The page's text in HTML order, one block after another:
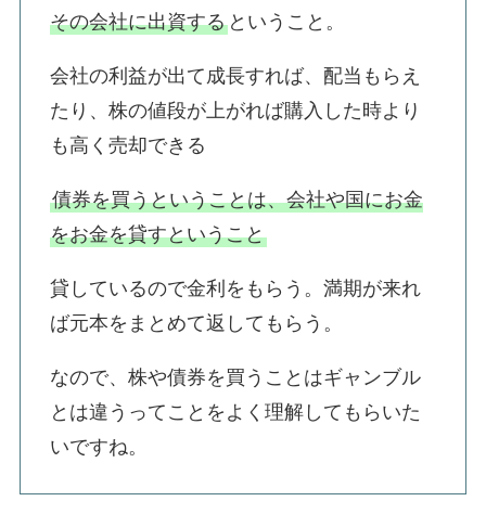
その会社に出資するということ。
会社の利益が出て成長すれば、配当もらえ
たり、株の値段が上がれば購入した時より
も高く売却できる
債券を買うということは、会社や国にお金
をお金を貸すということ
貸しているので金利をもらう。満期が来れ
ば元本をまとめて返してもらう。
なので、株や債券を買うことはギャンブル
とは違うってことをよく理解してもらいた
いですね。